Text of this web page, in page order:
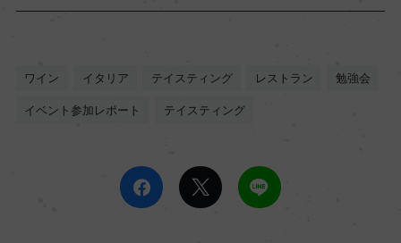
ワイン イタリア テイスティング レストラン 勉強会
イベント参加レポート テイスティング